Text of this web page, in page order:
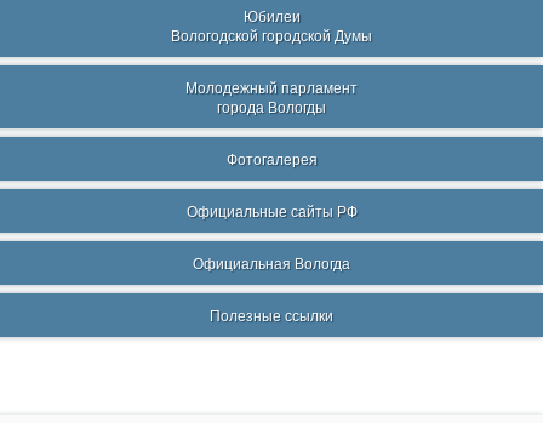
Юбилеи
Вологодской городской Думы
Молодежный парламент
города Вологды
Фотогалерея
Официальные сайты РФ
Официальная Вологда
Полезные ссылки